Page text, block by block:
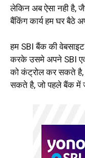
लेकिन अब ऐसा नही है,
बैंकिंग कार्य हम घर बैठे
हम SBI बैंक की
करके उसमे अपने SBI
को कंट्रोल कर सकते है,
सकते है, जो पहले बैंक में